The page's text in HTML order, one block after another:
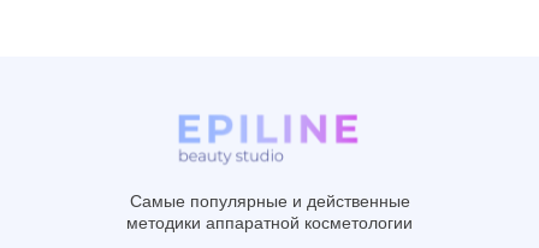
Самые популярные и действенные
методики аппаратной косметологии